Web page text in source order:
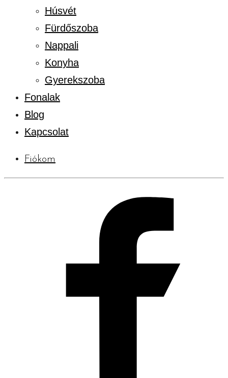
Húsvét
Fürdőszoba
Nappali
Konyha
Gyerekszoba
Fonalak
Blog
Kapcsolat
Fiókom